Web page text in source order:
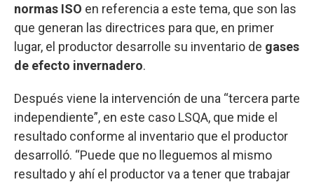
normas ISO en referencia a este tema, que son las
que generan las directrices para que, en primer
lugar, el productor desarrolle su inventario de gases
de efecto invernadero.
Después viene la intervención de una “tercera parte
independiente”, en este caso LSQA, que mide el
resultado conforme al inventario que el productor
desarrolló. “Puede que no lleguemos al mismo
resultado y ahí el productor va a tener que trabajar